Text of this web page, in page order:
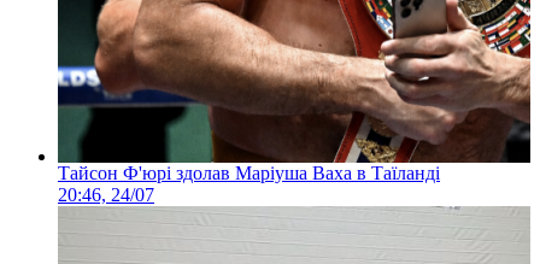
Тайсон Ф'юрі здолав Маріуша Ваха в Таїланді
20:46, 24/07